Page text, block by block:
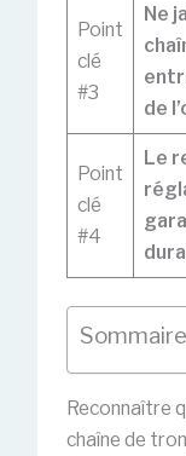
Point
clé
#3
Ne
de
Point
clé
#4
Le
Sommaire
Reconnaître
chaîne de